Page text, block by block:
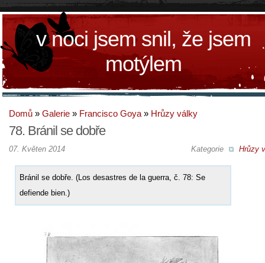
v noci jsem snil, že jsem
motýlem
Domů » Galerie » Francisco Goya » Hrůzy války
78. Bránil se dobře
Kategorie Hrůzy
07. Květen 2014
Bránil se dobře. (Los desastres de la guerra, č. 78: Se
defiende bien.)